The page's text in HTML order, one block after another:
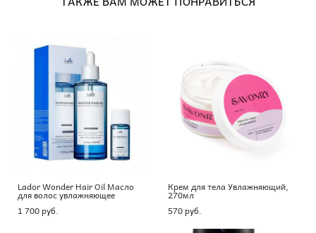
Lador Wonder Hair Oil Масло
для волос увлажняющее
1 700 pуб.
Крем для тела Увлажняющий,
270мл
570 pуб.